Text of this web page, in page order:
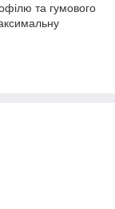
та гумового